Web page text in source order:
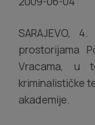
SARAJEVO,
prostorijama
Vracama, u
kriminalističke
akademije.